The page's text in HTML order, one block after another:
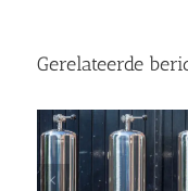
Gerelateerde